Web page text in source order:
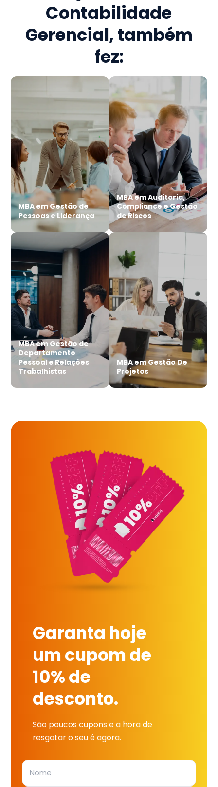
Contabilidade
Gerencial, também
fez:
MBA em Gestão de
Pessoas e Liderança
MBA em Auditoria,
Compliance e Gestão
de Riscos
MBA em Gestão de
Departamento
Pessoal e Relações
Trabalhistas
MBA em Gestão De
Projetos
Garanta hoje
um cupom de
10% de
desconto.
São poucos cupons e a hora de
resgatar o seu é agora.